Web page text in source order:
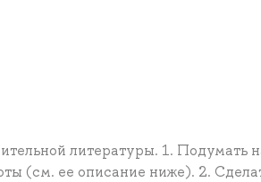
литературы. 1. Подумать
(см. ее описание ниже). 2.